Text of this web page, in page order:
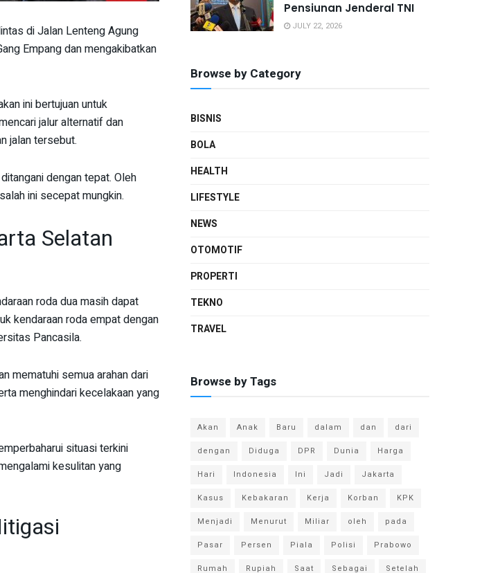
di Jalan Lenteng Agung
Empang dan mengakibatkan
ini bertujuan untuk
jalur alternatif dan
jalan tersebut.
dengan tepat. Oleh
ini secepat mungkin.
Selatan
roda dua masih dapat
kendaraan roda empat dengan
Pancasila.
mematuhi semua arahan dari
menghindari kecelakaan yang
situasi terkini
kesulitan yang
Pensiunan Jenderal TNI
JULY 22, 2026
Browse by Category
BISNIS
BOLA
HEALTH
LIFESTYLE
NEWS
OTOMOTIF
PROPERTI
TEKNO
TRAVEL
Browse by Tags
Akan Anak Baru dalam dan
dari
dengan
Diduga DPR Dunia
Harga
Hari
Indonesia Ini Jadi
Jakarta
Kasus
Kebakaran Kerja Korban
KPK
Menjadi
Menurut Miliar oleh
pada
Pasar
Persen Piala Polisi
Prabowo
Rumah
Rupiah Saat Sebagai
Setelah